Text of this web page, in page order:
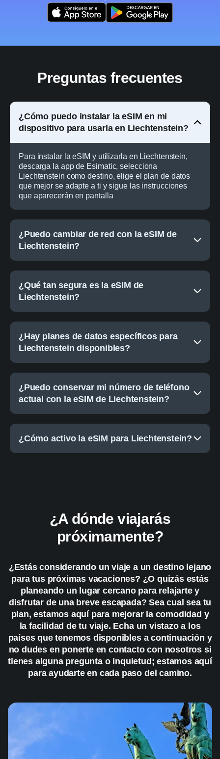
Preguntas frecuentes
¿Cómo puedo instalar la eSIM en mi
dispositivo para usarla en Liechtenstein?
Para instalar la eSIM y utilizarla en Liechtenstein,
descarga la app de Esimatic, selecciona
Liechtenstein como destino, elige el plan de datos
que mejor se adapte a ti y sigue las instrucciones
que aparecerán en pantalla
¿Puedo cambiar de red con la eSIM de
Liechtenstein?
¿Qué tan segura es la eSIM de
Liechtenstein?
¿Hay planes de datos específicos para
Liechtenstein disponibles?
¿Puedo conservar mi número de teléfono
actual con la eSIM de Liechtenstein?
¿Cómo activo la eSIM para Liechtenstein?
¿A dónde viajarás
próximamente?
¿Estás considerando un viaje a un destino lejano
para tus próximas vacaciones? ¿O quizás estás
planeando un lugar cercano para relajarte y
disfrutar de una breve escapada? Sea cual sea tu
plan, estamos aquí para mejorar la comodidad y
la facilidad de tu viaje. Echa un vistazo a los
países que tenemos disponibles a continuación y
no dudes en ponerte en contacto con nosotros si
tienes alguna pregunta o inquietud; estamos aquí
para ayudarte en cada paso del camino.